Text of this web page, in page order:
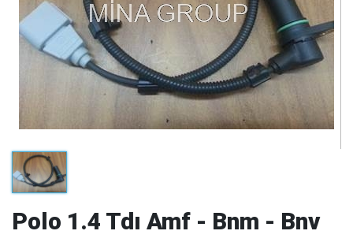
Polo 1.4 Tdı Amf - Bnm - Bnv